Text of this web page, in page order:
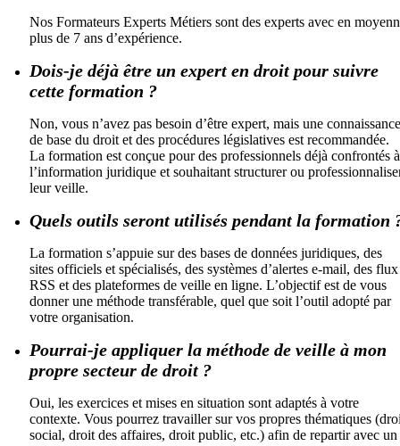
Nos Formateurs Experts Métiers sont des experts avec en
plus de 7 ans d’expérience.
Dois-je déjà être un expert en droit pour suivre
cette formation ?
Non, vous n’avez pas besoin d’être expert, mais une connaissance
de base du droit et des procédures législatives est recommandée.
La formation est conçue pour des professionnels déjà confrontés à
l’information juridique et souhaitant structurer ou
leur veille.
Quels outils seront utilisés pendant la formation
La formation s’appuie sur des bases de données juridiques, des
sites officiels et spécialisés, des systèmes d’alertes e-mail, des flux
RSS et des plateformes de veille en ligne. L’objectif est de vous
donner une méthode transférable, quel que soit l’outil adopté par
votre organisation.
Pourrai-je appliquer la méthode de veille à mon
propre secteur de droit ?
Oui, les exercices et mises en situation sont adaptés à votre
contexte. Vous pourrez travailler sur vos propres thématiques
social, droit des affaires, droit public, etc.) afin de repartir avec un